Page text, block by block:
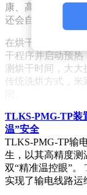
康、高效的洗涤
还会自动开启新风
在烘干方面，这
干程序并启动预热
测烘干时间，大大
传统洗烘方式，米
除了出色的洗涤和
三路投放功能。它
和柔顺剂，对于内
用户提供了更加便
TLKS-PMG-TP装
温”安全
TLKS-PMG-TP输
生，以其高精度测
双“精准温控眼”。
实现了输电线路